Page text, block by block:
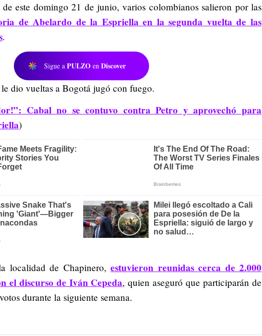
este domingo 21 de junio, varios colombianos salieron por las
de Abelardo de la Espriella en la segunda vuelta de las
.
Sigue a PULZO en Discover
dio vueltas a Bogotá jugó con fuego.
Cabal no se contuvo contra Petro y aprovechó para
)
localidad de Chapinero,estuvieron reunidas cerca de 2.000
el discurso de Iván Cepeda, quien aseguró que participarán de
durante la siguiente semana.